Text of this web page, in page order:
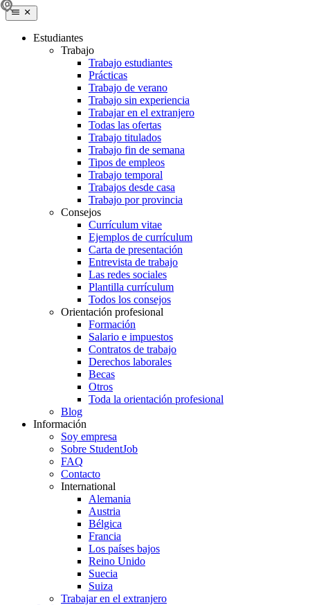
Estudiantes
Trabajo
Trabajo estudiantes
Prácticas
Trabajo de verano
Trabajo sin experiencia
Trabajar en el extranjero
Todas las ofertas
Trabajo titulados
Trabajo fin de semana
Tipos de empleos
Trabajo temporal
Trabajos desde casa
Trabajo por provincia
Consejos
Currículum vitae
Ejemplos de currículum
Carta de presentación
Entrevista de trabajo
Las redes sociales
Plantilla currículum
Todos los consejos
Orientación profesional
Formación
Salario e impuestos
Contratos de trabajo
Derechos laborales
Becas
Otros
Toda la orientación profesional
Blog
Información
Soy empresa
Sobre StudentJob
FAQ
Contacto
International
Alemania
Austria
Bélgica
Francia
Los países bajos
Reino Unido
Suecia
Suiza
Trabajar en el extranjero